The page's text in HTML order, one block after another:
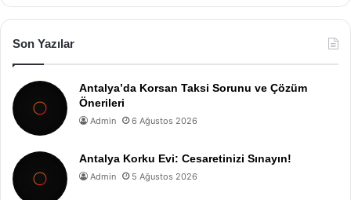
Son Yazılar
Antalya’da Korsan Taksi Sorunu ve Çözüm
Önerileri
Admin 6 Ağustos 2026
Antalya Korku Evi: Cesaretinizi Sınayın!
Admin 5 Ağustos 2026